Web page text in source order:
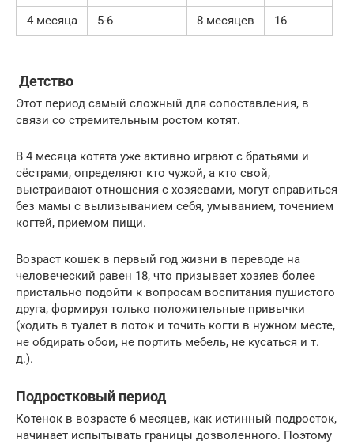
4 месяца
5-6 8 месяцев 16
Детство
Этот период самый сложный для сопоставления, в
связи со стремительным ростом котят.
В 4 месяца котята уже активно играют с братьями и
сёстрами, определяют кто чужой, а кто свой,
выстраивают отношения с хозяевами, могут справиться
без мамы с вылизыванием себя, умыванием, точением
когтей, приемом пищи.
Возраст кошек в первый год жизни в переводе на
человеческий равен 18, что призывает хозяев более
пристально подойти к вопросам воспитания пушистого
друга, формируя только положительные привычки
(ходить в туалет в лоток и точить когти в нужном месте,
не обдирать обои, не портить мебель, не кусаться и т.
д.).
Подростковый период
Котенок в возрасте 6 месяцев, как истинный подросток,
начинает испытывать границы дозволенного. Поэтому